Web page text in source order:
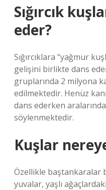
Sığırcık
eder?
Sığırcıklara “yağmur
gelişini birlikte dans
gruplarında 2 milyona
edilmektedir. Henüz
dans ederken
söylenmektedir.
Kuşlar
Özellikle baştankaralar
yuvalar, yaşlı